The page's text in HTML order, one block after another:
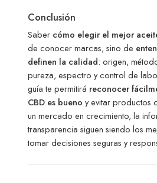
Conclusión
Saber cómo elegir el mejor
de conocer marcas, sino de
definen la calidad: origen,
pureza, espectro y control de
guía te permitirá reconocer
CBD es bueno y evitar productos
un mercado en crecimiento, la
transparencia siguen siendo los
tomar decisiones seguras y